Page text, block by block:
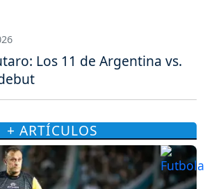
Los 11 de Argentina vs.
+ ARTÍCULOS